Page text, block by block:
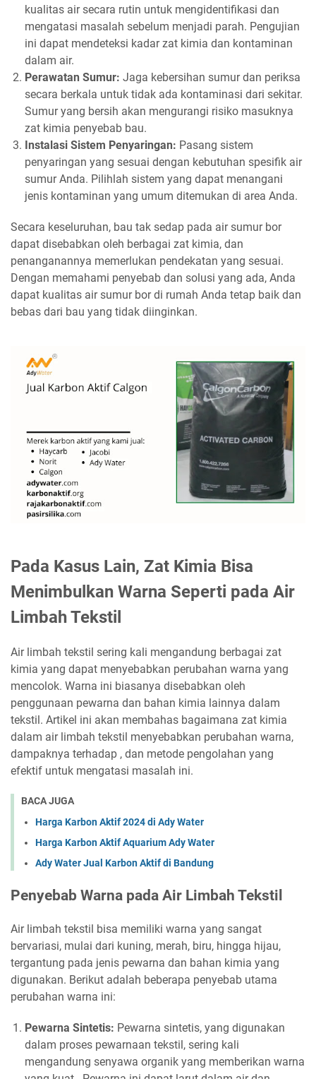
kualitas air secara rutin untuk mengidentifikasi dan
mengatasi masalah sebelum menjadi parah. Pengujian
ini dapat mendeteksi kadar zat kimia dan kontaminan
dalam air.
Perawatan Sumur: Jaga kebersihan sumur dan periksa
secara berkala untuk tidak ada kontaminasi dari sekitar.
Sumur yang bersih akan mengurangi risiko masuknya
zat kimia penyebab bau.
Instalasi Sistem Penyaringan: Pasang sistem
penyaringan yang sesuai dengan kebutuhan spesifik air
sumur Anda. Pilihlah sistem yang dapat menangani
jenis kontaminan yang umum ditemukan di area Anda.
Secara keseluruhan, bau tak sedap pada air sumur bor
dapat disebabkan oleh berbagai zat kimia, dan
penanganannya memerlukan pendekatan yang sesuai.
Dengan memahami penyebab dan solusi yang ada, Anda
dapat kualitas air sumur bor di rumah Anda tetap baik dan
bebas dari bau yang tidak diinginkan.
Pada Kasus Lain, Zat Kimia Bisa
Menimbulkan Warna Seperti pada Air
Limbah Tekstil
Air limbah tekstil sering kali mengandung berbagai zat
kimia yang dapat menyebabkan perubahan warna yang
mencolok. Warna ini biasanya disebabkan oleh
penggunaan pewarna dan bahan kimia lainnya dalam
tekstil. Artikel ini akan membahas bagaimana zat kimia
dalam air limbah tekstil menyebabkan perubahan warna,
dampaknya terhadap , dan metode pengolahan yang
efektif untuk mengatasi masalah ini.
BACA JUGA
Harga Karbon Aktif 2024 di Ady Water
Harga Karbon Aktif Aquarium Ady Water
Ady Water Jual Karbon Aktif di Bandung
Penyebab Warna pada Air Limbah Tekstil
Air limbah tekstil bisa memiliki warna yang sangat
bervariasi, mulai dari kuning, merah, biru, hingga hijau,
tergantung pada jenis pewarna dan bahan kimia yang
digunakan. Berikut adalah beberapa penyebab utama
perubahan warna ini:
Pewarna Sintetis: Pewarna sintetis, yang digunakan
dalam proses pewarnaan tekstil, sering kali
mengandung senyawa organik yang memberikan warna